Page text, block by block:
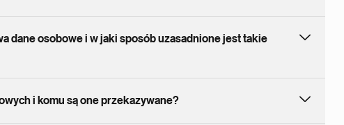
dane osobowe i w jaki sposób uzasadnione jest takie
i komu są one przekazywane?